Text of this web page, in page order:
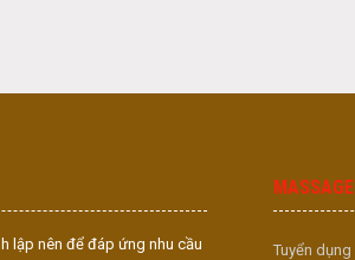
lập nên để đáp ứng nhu cầu
Tuyển